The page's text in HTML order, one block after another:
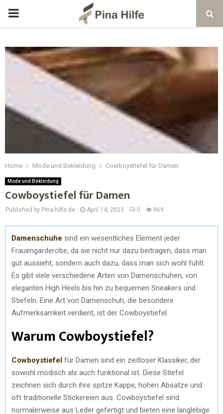
Home Mode und Bekleidung Cowboystiefel für Damen
Mode und Bekleidung
Cowboystiefel für Damen
Published by Pina-hilfe.de April 14, 2023 0 969
Damenschuhe sind ein wesentliches Element jeder
Frauengarderobe, da sie nicht nur dazu beitragen, dass man
gut aussieht, sondern auch dazu, dass man sich wohl fühlt.
Es gibt viele verschiedene Arten von Damenschuhen, von
eleganten High Heels bis hin zu bequemen Sneakers und
Stiefeln. Eine Art von Damenschuh, die besondere
Aufmerksamkeit verdient, ist der Cowboystiefel.
Warum Cowboystiefel?
Cowboystiefel für Damen sind ein zeitloser Klassiker, der
sowohl modisch als auch funktional ist. Diese Stiefel
zeichnen sich durch ihre spitze Kappe, hohen Absätze und
oft traditionelle Stickereien aus. Cowboystiefel sind
normalerweise aus Leder gefertigt und bieten eine langlebige